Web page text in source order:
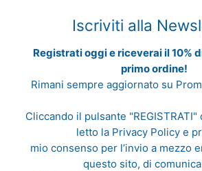
Iscriviti alla
Registrati oggi e riceverai il 10%
primo ordine!
Rimani sempre aggiornato su
Cliccando il pulsante
letto la Privacy Policy e
mio consenso per l’invio a mezzo
questo sito, di